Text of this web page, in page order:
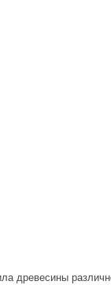
древесины